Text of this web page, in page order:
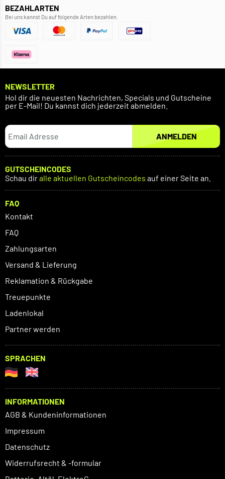
BEZAHLARTEN
Bei uns kannst Du auf folgende Arten bezahlen.
NEWSLETTER
Hol dir die neuesten Nachrichten, Specials und Gutscheine
per E-Mail! Du kannst dich jederzeit abmelden.
ANMELDEN
GUTSCHEINCODES
Schau diralle aktuellen Gutscheincodes auf einer Seite an.
FAQ
Kontakt
FAQ
Zahlungsarten
Versand & Lieferung
Reklamation & Rückgabe
Treuepunkte
Ladenlokal
Partner werden
SPRACHEN
INFORMATIONEN
AGB & Kundeninformationen
Impressum
Datenschutz
Widerrufsrecht & -formular